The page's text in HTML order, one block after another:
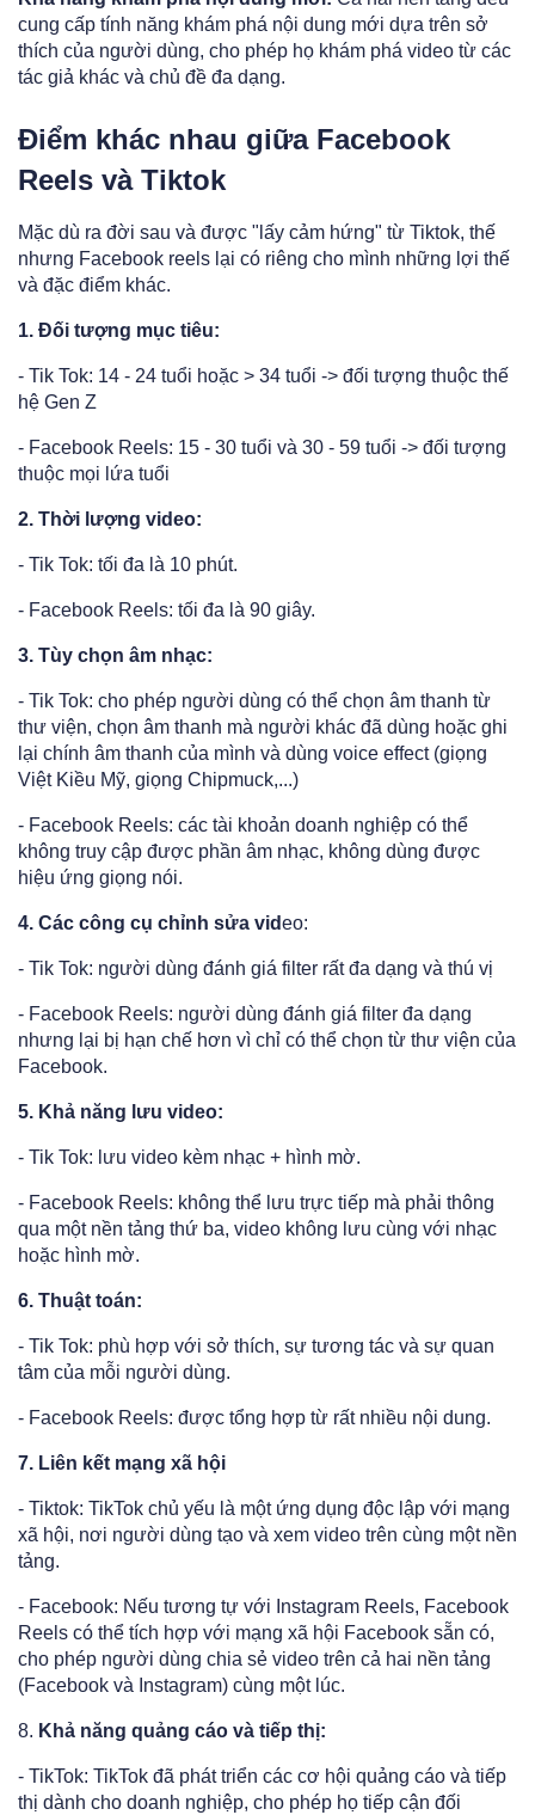
cung cấp tính năng khám phá nội dung mới dựa trên sở
thích của người dùng, cho phép họ khám phá video từ các
tác giả khác và chủ đề đa dạng.
Điểm khác nhau giữa Facebook
Reels và Tiktok
Mặc dù ra đời sau và được "lấy cảm hứng" từ Tiktok, thế
nhưng Facebook reels lại có riêng cho mình những lợi thế
và đặc điểm khác.
1. Đối tượng mục tiêu:
- Tik Tok: 14 - 24 tuổi hoặc > 34 tuổi -> đối tượng thuộc thế
hệ Gen Z
- Facebook Reels: 15 - 30 tuổi và 30 - 59 tuổi -> đối tượng
thuộc mọi lứa tuổi
2. Thời lượng video:
- Tik Tok: tối đa là 10 phút.
- Facebook Reels: tối đa là 90 giây.
3. Tùy chọn âm nhạc:
- Tik Tok: cho phép người dùng có thể chọn âm thanh từ
thư viện, chọn âm thanh mà người khác đã dùng hoặc ghi
lại chính âm thanh của mình và dùng voice effect (giọng
Việt Kiều Mỹ, giọng Chipmuck,...)
- Facebook Reels: các tài khoản doanh nghiệp có thể
không truy cập được phần âm nhạc, không dùng được
hiệu ứng giọng nói.
4. Các công cụ chỉnh sửa video:
- Tik Tok: người dùng đánh giá filter rất đa dạng và thú vị
- Facebook Reels: người dùng đánh giá filter đa dạng
nhưng lại bị hạn chế hơn vì chỉ có thể chọn từ thư viện của
Facebook.
5. Khả năng lưu video:
- Tik Tok: lưu video kèm nhạc + hình mờ.
- Facebook Reels: không thể lưu trực tiếp mà phải thông
qua một nền tảng thứ ba, video không lưu cùng với nhạc
hoặc hình mờ.
6. Thuật toán:
- Tik Tok: phù hợp với sở thích, sự tương tác và sự quan
tâm của mỗi người dùng.
- Facebook Reels: được tổng hợp từ rất nhiều nội dung.
7. Liên kết mạng xã hội
- Tiktok: TikTok chủ yếu là một ứng dụng độc lập với mạng
xã hội, nơi người dùng tạo và xem video trên cùng một nền
tảng.
- Facebook: Nếu tương tự với Instagram Reels, Facebook
Reels có thể tích hợp với mạng xã hội Facebook sẵn có,
cho phép người dùng chia sẻ video trên cả hai nền tảng
(Facebook và Instagram) cùng một lúc.
8. Khả năng quảng cáo và tiếp thị:
- TikTok: TikTok đã phát triển các cơ hội quảng cáo và tiếp
thị dành cho doanh nghiệp, cho phép họ tiếp cận đối